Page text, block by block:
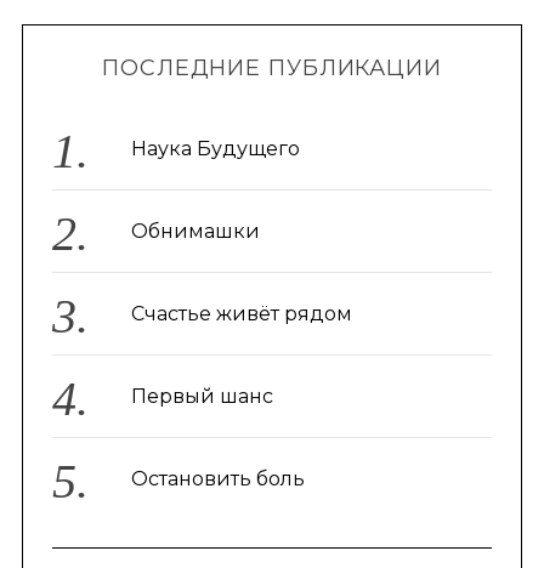
ПОСЛЕДНИЕ ПУБЛИКАЦИИ
Наука Будущего
Обнимашки
Счастье живёт рядом
Первый шанс
Остановить боль